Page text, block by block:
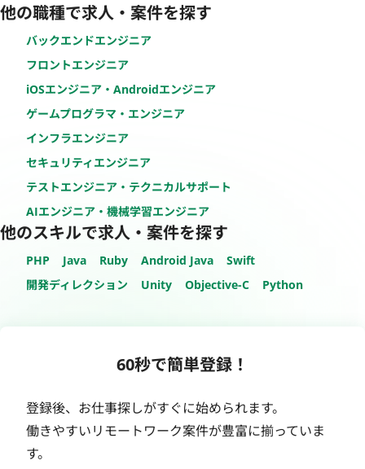
他の職種で求人・案件を探す
バックエンドエンジニア
フロントエンジニア
iOSエンジニア・Androidエンジニア
ゲームプログラマ・エンジニア
インフラエンジニア
セキュリティエンジニア
テストエンジニア・テクニカルサポート
AIエンジニア・機械学習エンジニア
他のスキルで求人・案件を探す
PHP Java Ruby Android Java
Swift
開発ディレクション
Unity Objective-C Python
60秒で簡単登録！
登録後、お仕事探しがすぐに始められます。
働きやすいリモートワーク案件が豊富に揃っていま
す。